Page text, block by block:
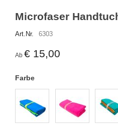
Microfaser
Art.Nr. 6303
Ab € 15,00
Farbe